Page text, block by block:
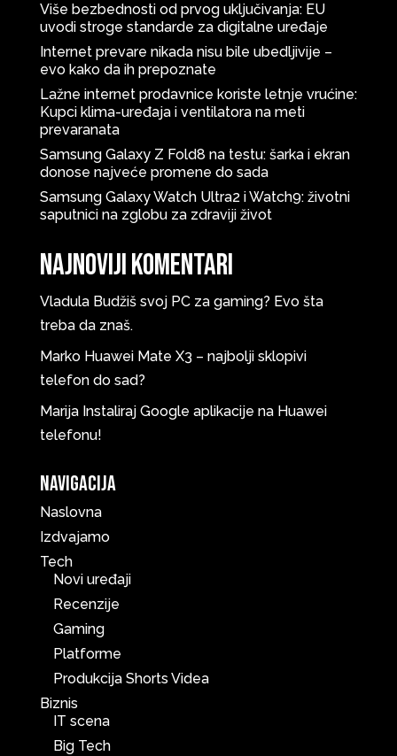
Više bezbednosti od prvog uključivanja: EU
uvodi stroge standarde za digitalne uređaje
Internet prevare nikada nisu bile ubedljivije –
evo kako da ih prepoznate
Lažne internet prodavnice koriste letnje vrućine:
Kupci klima-uređaja i ventilatora na meti
prevaranata
Samsung Galaxy Z Fold8 na testu: šarka i ekran
donose najveće promene do sada
Samsung Galaxy Watch Ultra2 i Watch9: životni
saputnici na zglobu za zdraviji život
Najnoviji komentari
Vladula Budžiš svoj PC za gaming? Evo šta
treba da znaš.
Marko Huawei Mate X3 – najbolji sklopivi
telefon do sad?
Marija Instaliraj Google aplikacije na Huawei
telefonu!
Navigacija
Naslovna
Izdvajamo
Tech
Novi uređaji
Recenzije
Gaming
Platforme
Produkcija Shorts Videa
Biznis
IT scena
Big Tech